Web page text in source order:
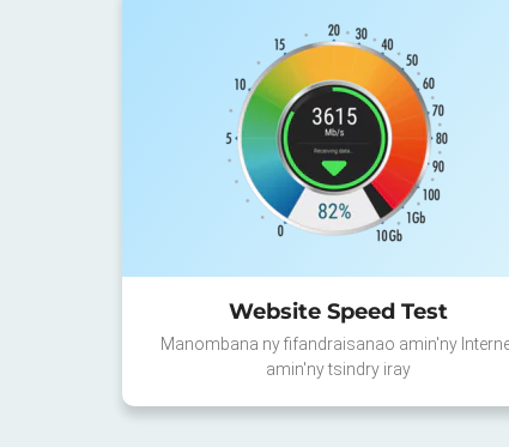
Website Speed Test
Manombana ny fifandraisanao amin'ny
amin'ny tsindry iray